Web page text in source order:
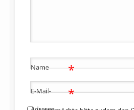
Name *
E-Mail-
*